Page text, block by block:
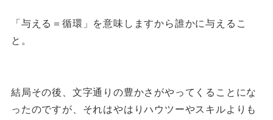
「与える＝循環」を意味しますから誰かに与えるこ
と。
結局その後、文字通りの豊かさがやってくることにな
ったのですが、それはやはりハウツーやスキルよりも